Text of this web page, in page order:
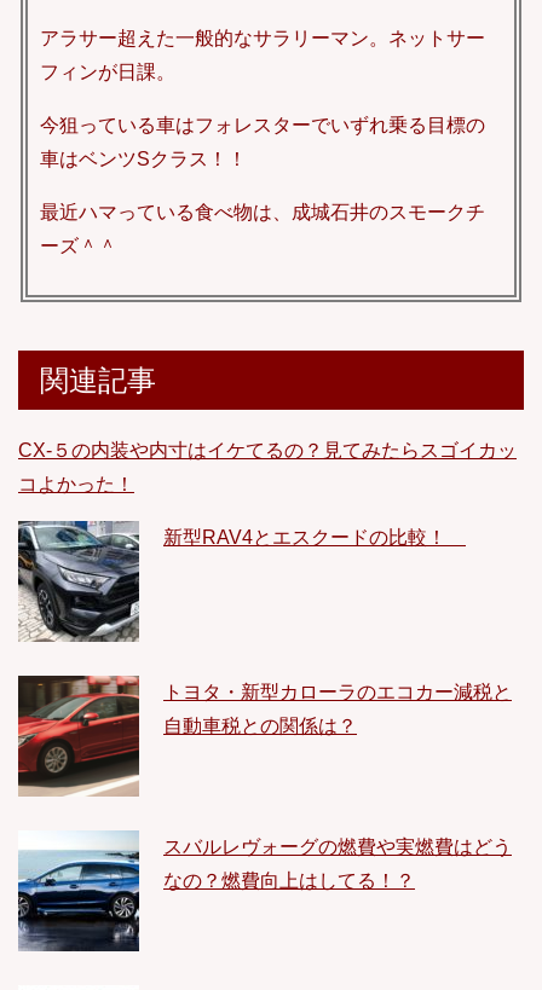
アラサー超えた一般的なサラリーマン。ネットサー
フィンが日課。
今狙っている車はフォレスターでいずれ乗る目標の
車はベンツSクラス！！
最近ハマっている食べ物は、成城石井のスモークチ
ーズ＾＾
関連記事
CX-５の内装や内寸はイケてるの？見てみたらスゴイカッ
コよかった！
新型RAV4とエスクードの比較！
トヨタ・新型カローラのエコカー減税と
自動車税との関係は？
スバルレヴォーグの燃費や実燃費はどう
なの？燃費向上はしてる！？